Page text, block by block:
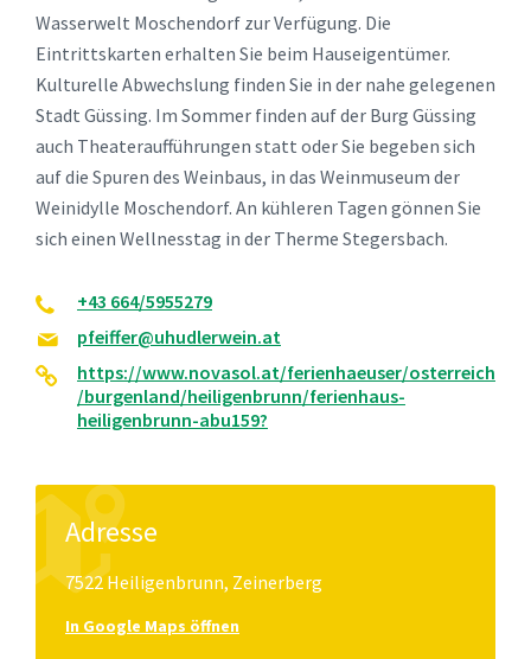
Wasserwelt Moschendorf zur Verfügung. Die
Eintrittskarten erhalten Sie beim Hauseigentümer.
Kulturelle Abwechslung finden Sie in der nahe gelegenen
Stadt Güssing. Im Sommer finden auf der Burg Güssing
auch Theateraufführungen statt oder Sie begeben sich
auf die Spuren des Weinbaus, in das Weinmuseum der
Weinidylle Moschendorf. An kühleren Tagen gönnen Sie
sich einen Wellnesstag in der Therme Stegersbach.
+43 664/5955279
pfeiffer@uhudlerwein.at
https://www.novasol.at/ferienhaeuser/osterreich
/burgenland/heiligenbrunn/ferienhaus-
heiligenbrunn-abu159?
Adresse
7522 Heiligenbrunn, Zeinerberg
In Google Maps öffnen